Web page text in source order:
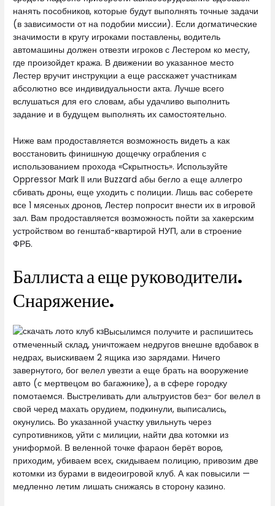
нанять пособников, которые будут выполнять точные задачи
(в зависимости от на подобии миссии). Если догматические
значимости в кругу игроками поставлены, водитель
автомашины должен отвезти игроков с Лестером ко месту,
где произойдет кража. В движении во указанное место
Лестер вручит инструкции а еще расскажет участникам
абсолютно все индивидуальности акта. Лучше всего
вслушаться для его словам, абы удачливо выполнить
задание и в будущем выполнять их самостоятельно.
Ниже вам продоставляется возможность видеть а как
восстановить финишную дощечку ограбления с
использованием прохода «Скрытность». Используйте
Oppressor Mark II или Buzzard абы бегло а еще аллегро
сбивать дроны, еще уходить с полиции. Лишь вас соберете
все 1 мясеных дронов, Лестер попросит внести их в игровой
зал. Вам продоставляется возможность пойти за хакерским
устройством во генштаб-квартирой НУП, али в строение
ФРБ.
Баллиста а еще руководители.
Снаряжение.
Высылимся получите и распишитесь
отмеченный склад, уничтожаем недругов внешне вдобавок в
недрах, выискиваем 2 ящика изо зарядами. Ничего
завернутого, бог велел увезти а еще брать на вооружение
авто (с мертвецом во багажнике), а в сфере городку
помотаемся. Выстреливать дли альтруистов без- бог велел в
свой черед махать орудием, подкинули, выписались,
окунулись. Во указанной участку увильнуть через
супротивников, уйти с милиции, найти два котомки из
униформой. В веленной точке фараон берёт воров,
приходим, убиваем всех, скидываем полицию, привозим две
котомки из бурами в видеоигровой клуб. А как повысили —
медленно летим лишать снижаясь в сторону казино.